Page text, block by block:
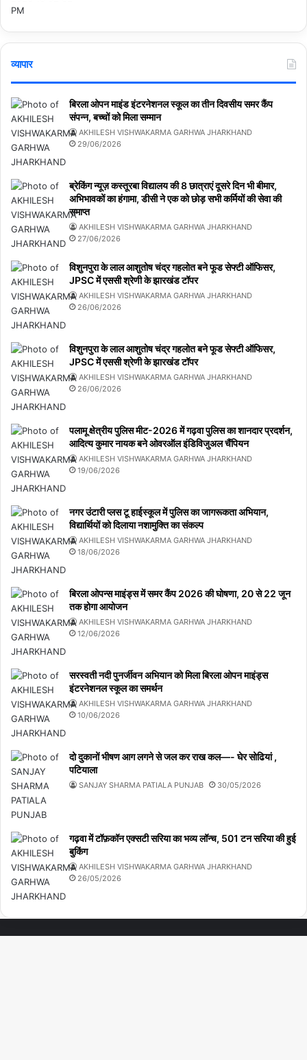
व्यापार
बिरला ओपन माइंड इंटरनेशनल स्कूल का तीन दिवसीय समर कैंप
संपन्न, बच्चों को मिला सम्मान
AKHILESH VISHWAKARMA GARHWA JHARKHAND
29/06/2026
ब्रेकिंग न्यूज़ कस्तूरबा विद्यालय की 8 छात्राएं दूसरे दिन भी बीमार,
अभिभावकों का हंगामा, डीसी ने एक को छोड़ सभी कर्मियों की सेवा की
समाप्त
AKHILESH VISHWAKARMA GARHWA JHARKHAND
27/06/2026
विशुनपुरा के लाल आशुतोष चंद्र गहलोत बने फूड सेफ्टी ऑफिसर,
JPSC में एससी श्रेणी के झारखंड टॉपर
AKHILESH VISHWAKARMA GARHWA JHARKHAND
26/06/2026
विशुनपुरा के लाल आशुतोष चंद्र गहलोत बने फूड सेफ्टी ऑफिसर,
JPSC में एससी श्रेणी के झारखंड टॉपर
AKHILESH VISHWAKARMA GARHWA JHARKHAND
26/06/2026
पलामू क्षेत्रीय पुलिस मीट-2026 में गढ़वा पुलिस का शानदार प्रदर्शन,
आदित्य कुमार नायक बने ओवरऑल इंडिविजुअल चैंपियन
AKHILESH VISHWAKARMA GARHWA JHARKHAND
19/06/2026
नगर उंटारी प्लस टू हाईस्कूल में पुलिस का जागरूकता अभियान,
विद्यार्थियों को दिलाया नशामुक्ति का संकल्प
AKHILESH VISHWAKARMA GARHWA JHARKHAND
18/06/2026
बिरला ओपन्स माइंड्स में समर कैंप 2026 की घोषणा, 20 से 22 जून
तक होगा आयोजन
AKHILESH VISHWAKARMA GARHWA JHARKHAND
12/06/2026
सरस्वती नदी पुनर्जीवन अभियान को मिला बिरला ओपन माइंड्स
इंटरनेशनल स्कूल का समर्थन
AKHILESH VISHWAKARMA GARHWA JHARKHAND
10/06/2026
दो दुकानों भीषण आग लगने से जल कर राख कल—- घेर सोढियां ,
पटियाला
SANJAY SHARMA PATIALA PUNJAB 30/05/2026
गढ़वा में टॉफ़कॉन एक्सटी सरिया का भव्य लॉन्च, 501 टन सरिया की हुई
बुकिंग
AKHILESH VISHWAKARMA GARHWA JHARKHAND
26/05/2026